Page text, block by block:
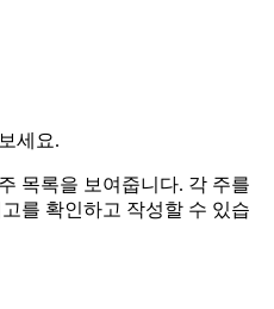
세요.
목록을 보여줍니다. 각 주를
를 확인하고 작성할 수 있습